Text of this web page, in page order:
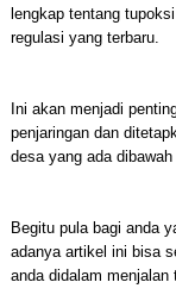
lengkap tentang
regulasi yang terbaru.
Ini akan menjadi
penjaringan dan
desa yang ada dibawah
Begitu pula bagi anda
adanya artikel ini bisa
anda didalam